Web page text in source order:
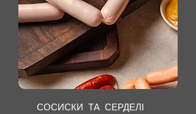
СОСИСКИ ТА СЕРДЕЛІ